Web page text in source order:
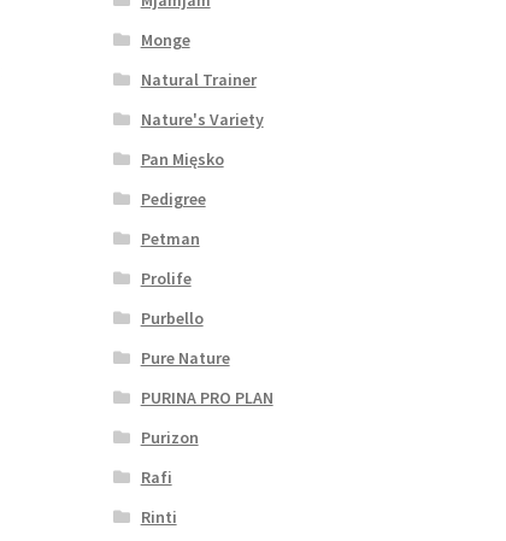
Monge
Natural Trainer
Nature's Variety
Pan Mięsko
Pedigree
Petman
Prolife
Purbello
Pure Nature
PURINA PRO PLAN
Purizon
Rafi
Rinti